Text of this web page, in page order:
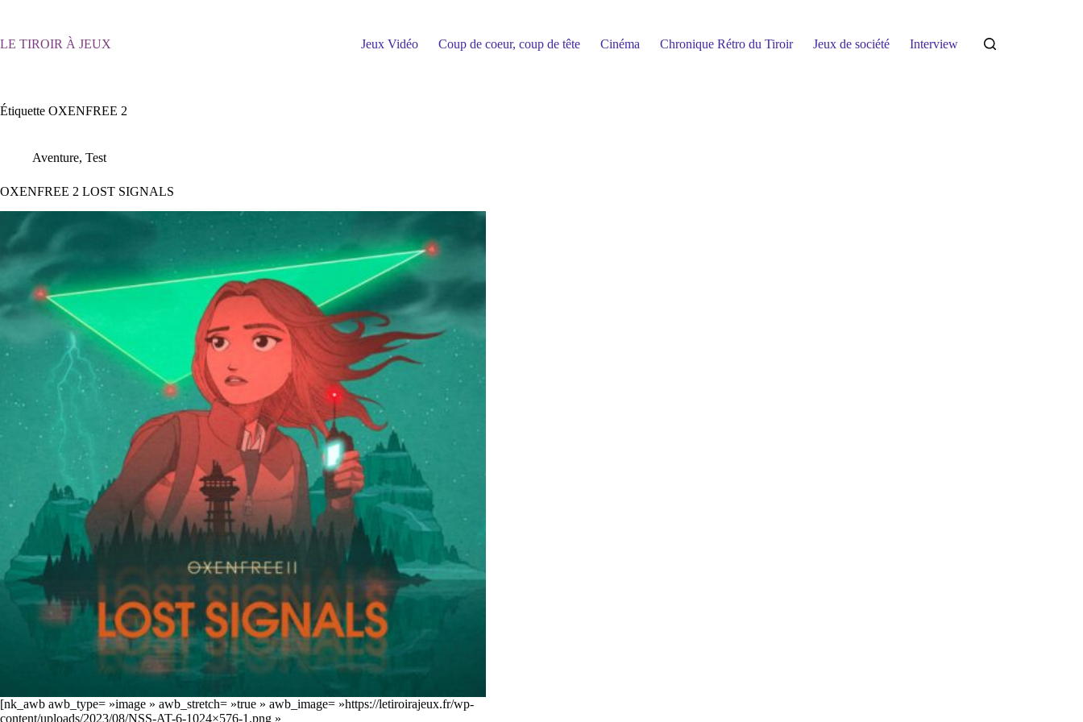
LE TIROIR À JEUX Jeux Vidéo Coup de coeur, coup de tête Cinéma Chronique Rétro du Tiroir Jeux de société Interview
Étiquette OXENFREE 2
Aventure, Test
OXENFREE 2 LOST SIGNALS
[nk_awb awb_type= »image » awb_stretch= »true » awb_image= »https://letiroirajeux.fr/wp-
content/uploads/2023/08/NSS-AT-6-1024×576-1.png »